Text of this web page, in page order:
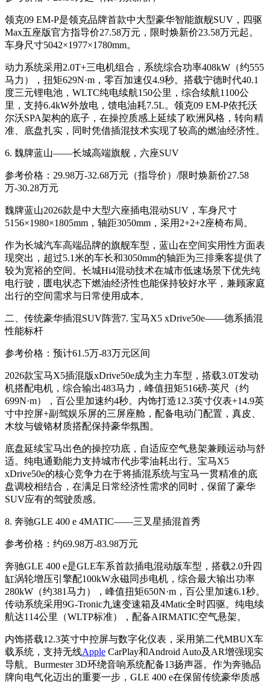
领克09 EM-P是领克品牌首款中大型豪华智能旗舰SUV，四驱
Max五座版官方指导价27.58万元，限时焕新价23.58万元起。
车身尺寸5042×1977×1780mm。
动力系统采用2.0T+三电机组合，系统综合功率408kW（约555
马力），扭矩629N·m，零百加速仅4.9秒。搭载宁德时代40.1
度三元锂电池，WLTC纯电续航150公里，综合续航1100公
里，支持6.4kW外放电，馈电油耗7.5L。领克09 EM-P依托沃
尔沃SPA架构的底子，在操控质感上延续了欧洲风格，转向精
准、底盘扎实，同时凭借插混技术实现了较高的燃油经济性。
6. 魏牌蓝山——长城高端旗舰，六座SUV
参考价格：29.98万-32.68万元（指导价）/限时焕新价27.58
万-30.28万元
魏牌蓝山2026款是中大型六座插电混动SUV，车身尺寸
5156×1980×1805mm，轴距3050mm，采用2+2+2座椅布局。
作为长城汽车高端品牌的旗舰车型，蓝山在空间实用性方面表
现突出，超过5.1米的车长和3050mm的轴距为三排乘客提供了
较为宽裕的空间。长城Hi4混动技术在城市低速场景下优先纯
电行驶，匮电状态下燃油经济性也能保持较好水平，兼顾家庭
出行的空间需求与日常使用成本。
二、传统豪华插混SUV阵营7. 宝马X5 xDrive50e——德系插混
性能标杆
参考价格：预计61.5万-83万元区间
2026款宝马X5插混版xDrive50e成为主力车型，搭载3.0T发动
机搭配电机，综合输出483马力，峰值扭矩516磅-英尺（约
699N·m），百公里加速约4秒。内饰打造12.3英寸仪表+14.9英
寸中控屏+副驾娱乐屏的三屏座舱，配备电动门配置，真皮、
木纹与镀铬材质搭配保持豪华氛围 。
底盘延续宝马出色的操控功底，自适应空气悬架兼顾运动与舒
适。纯电通勤能力支持城市代步零油耗出行。宝马X5
xDrive50e的核心竞争力在于将插混系统与宝马一贯精准的底
盘调校相结合，在满足日常经济性需求的同时，保留了豪华
SUV应有的驾驶质感。
8. 奔驰GLE 400 e 4MATIC——三叉星插混首秀
参考价格：约69.98万-83.98万元
奔驰GLE 400 e是GLE车系首款插电混动版车型，搭载2.0升四
缸涡轮增压引擎配100kW永磁同步电机，综合最大输出功率
280kW（约381马力），峰值扭矩650N·m，百公里加速6.1秒。
传动系统采用9G-Tronic九速变速箱及4Matic全时四驱。纯电续
航达114公里（WLTP标准）
，配备AIRMATIC空气悬架。
内饰搭载12.3英寸中控屏与数字化仪表，采用第二代MBUX车
载系统，支持无线Apple CarPlay和Android Auto及AR增强现实
导航。Burmester 3D环绕音响系统配备13扬声器。作为奔驰品
牌向电气化迈出的重要一步，GLE 400 e在保留传统豪华质感